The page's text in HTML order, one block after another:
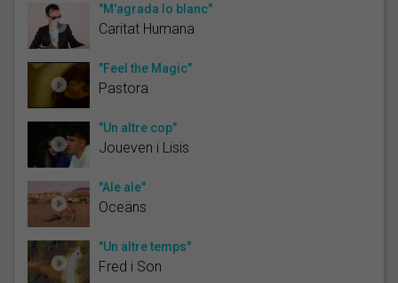
"M'agrada lo blanc"
Caritat Humana
"Feel the Magic"
Pastora
"Un altre cop"
Joueven i Lisis
"Ale ale"
Oceäns
"Un altre temps"
Fred i Son